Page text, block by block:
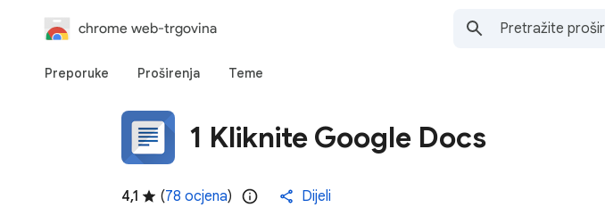
chrome web-trgovina
Preporuke Proširenja Teme
1 Kliknite Google Docs
4,1 (78 ocjena) Dijeli